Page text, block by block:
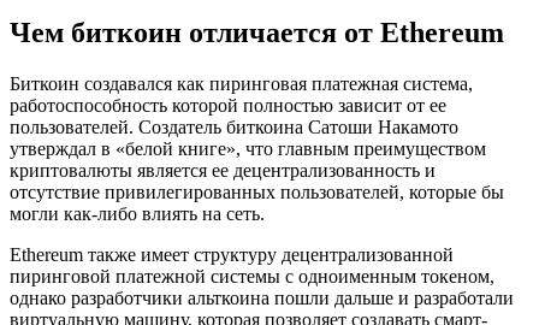
Чем биткоин отличается от Ethereum
Биткоин создавался как пиринговая платежная система,
работоспособность которой полностью зависит от ее
пользователей. Создатель биткоина Сатоши Накамото
утверждал в «белой книге», что главным преимуществом
криптовалюты является ее децентрализованность и
отсутствие привилегированных пользователей, которые бы
могли как-либо влиять на сеть.
Ethereum также имеет структуру децентрализованной
пиринговой платежной системы с одноименным токеном,
однако разработчики альткоина пошли дальше и разработали
виртуальную машину, которая позволяет создавать смарт-